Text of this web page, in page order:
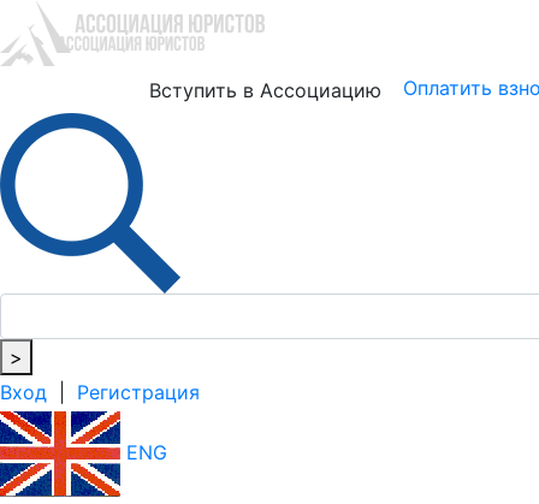
Вступить в Ассоциацию Оплатить
>
Вход
Регистрация
ENG